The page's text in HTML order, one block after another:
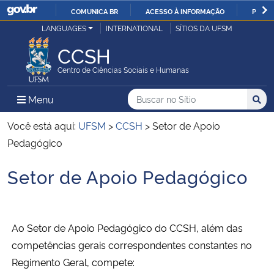
IR
COMUNICA BR ACESSO À INFORMAÇÃO
Ministério da Justiça e Segurança Pública
Ministério da Defesa
Ministério das Relações Exteriores
Ministério da Infraestrutura
Ministério da Educação
LANGUAGES INTERNATIONAL SÍTIOS DA UFSM
CCSH
Centro de Ciências Sociais e Humanas
Menu Menu Principal do Sítio
Busca
Buscar no no Sítio
Busca:
Você está aqui: UFSM >CCSH >Setor de Apoio
Pedagógico
Início do conteúdo
Setor de Apoio Pedagógico
Ao Setor de Apoio Pedagógico do CCSH, além das
competências gerais correspondentes constantes no
Regimento Geral, compete: